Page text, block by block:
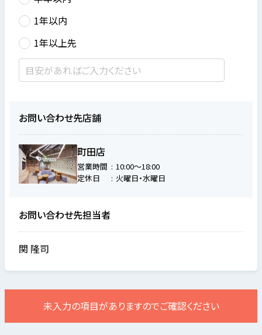
1年以内
1年以上先
お問い合わせ先店舗
町田店
営業時間
10:00～18:00
定休日
火曜日・水曜日
お問い合わせ先担当者
関 隆司
未入力の項目がありますのでご確認ください